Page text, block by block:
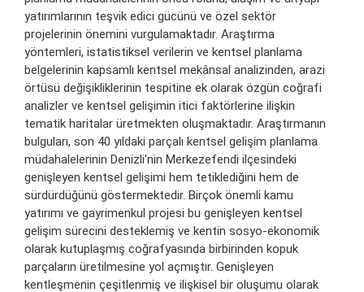
yatırımlarının teşvik edici gücünü ve özel sektör
projelerinin önemini vurgulamaktadır. Araştırma
yöntemleri, istatistiksel verilerin ve kentsel planlama
belgelerinin kapsamlı kentsel mekânsal analizinden, arazi
örtüsü değişikliklerinin tespitine ek olarak özgün coğrafi
analizler ve kentsel gelişimin itici faktörlerine ilişkin
tematik haritalar üretmekten oluşmaktadır. Araştırmanın
bulguları, son 40 yıldaki parçalı kentsel gelişim planlama
müdahalelerinin Denizli'nin Merkezefendi ilçesindeki
genişleyen kentsel gelişimi hem tetiklediğini hem de
sürdürdüğünü göstermektedir. Birçok önemli kamu
yatırımı ve gayrimenkul projesi bu genişleyen kentsel
gelişim sürecini desteklemiş ve kentin sosyo-ekonomik
olarak kutuplaşmış coğrafyasında birbirinden kopuk
parçaların üretilmesine yol açmıştır. Genişleyen
kentleşmenin çeşitlenmiş ve ilişkisel bir oluşumu olarak